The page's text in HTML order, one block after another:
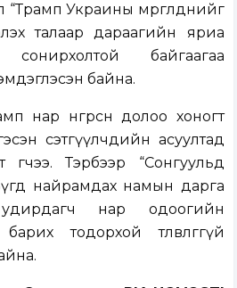
“Трамп Украины мөргөлдөөнийг
талаар дараагийн яриа
байгаагаа
байна.
нар өнгөрсөн долоо хоногт
сэтгүүлчдийн асуултад
өгчээ. Тэрбээр “Сонгуульд
найрамдах намын дарга
нар одоогийн
тодорхой төлөвлөгөөгүй